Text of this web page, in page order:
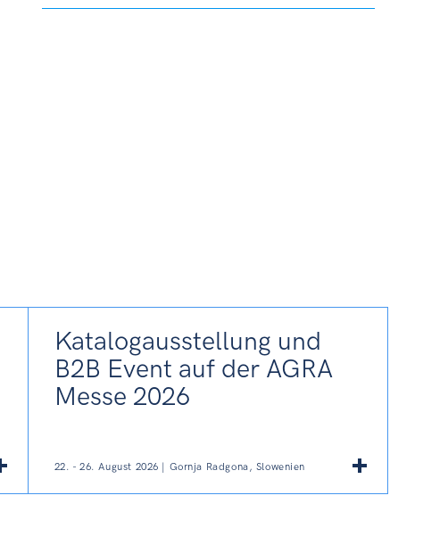
Katalogausstellung und
B2B Event auf der AGRA
Messe 2026
22. - 26. August 2026 | Gornja Radgona, Slowenien